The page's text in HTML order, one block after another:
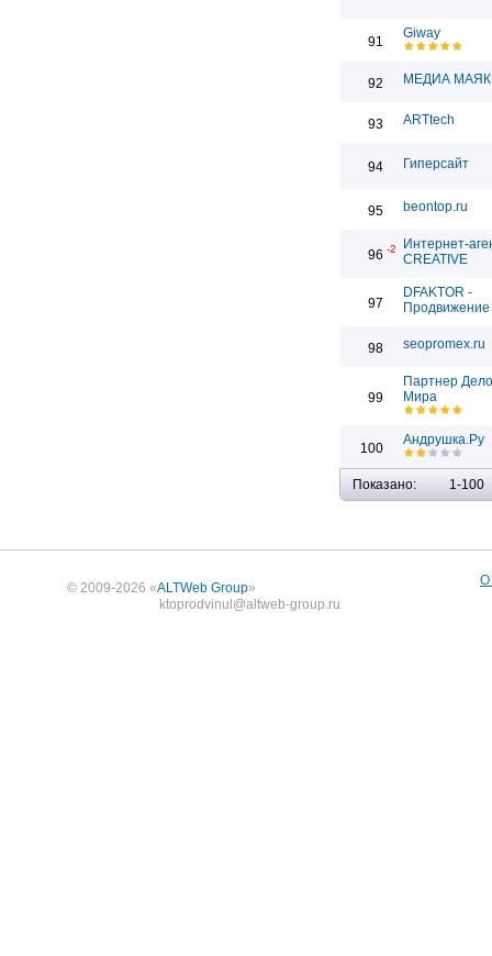
91
Giway
92 МЕДИА МАЯК
93 ARTtech
94 Гиперсайт
95 beontop.ru
96 -2
Интернет-
CREATIVE
97
DFAKTOR -
Продвижение
98 seopromex.ru
99
Партнер
Мира
100
Андрушка.Ру
Показано: 1-100
© 2009-2026 «ALTWeb Group»
ktoprodvinul@altweb-group.ru
О